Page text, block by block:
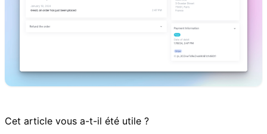
Cet article vous a-t-il été utile ?